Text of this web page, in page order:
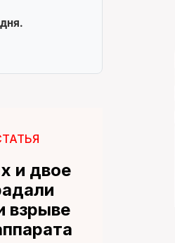
и двое
взрыве